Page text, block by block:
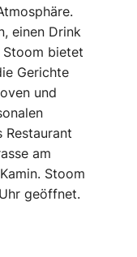
einen Drink
Stoom bietet
Gerichte
und
Restaurant
am
Stoom
geöffnet.